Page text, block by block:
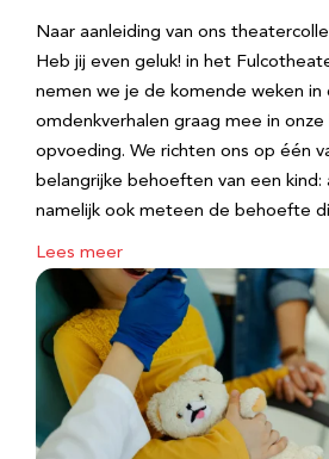
Naar aanleiding van ons
Heb jij even geluk! in het
nemen we je de komende weken in
omdenkverhalen graag mee in onze
opvoeding. We richten ons op één
belangrijke behoeften van een kind:
namelijk ook meteen de behoefte
Lees meer